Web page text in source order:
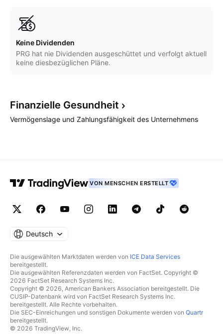
Keine Dividenden
PRG hat nie Dividenden ausgeschüttet und verfolgt aktuell
keine diesbezüglichen Pläne.
Finanzielle Gesundheit
Vermögenslage und Zahlungsfähigkeit des Unternehmens
VON MENSCHEN ERSTELLT
Deutsch
Die ausgewählten Marktdaten werden von ICE Data Services
bereitgestellt.
Die ausgewählten Referenzdaten werden von FactSet. Copyright ©
2026 FactSet Research Systems Inc.
Copyright © 2026, American Bankers Association bereitgestellt. Die
CUSIP-Datenbank wird von FactSet Research Systems Inc.
bereitgestellt. Alle Rechte vorbehalten.
Die SEC-Einreichungen und sonstigen Dokumente werden von Quartr
bereitgestellt.
© 2026 TradingView, Inc.